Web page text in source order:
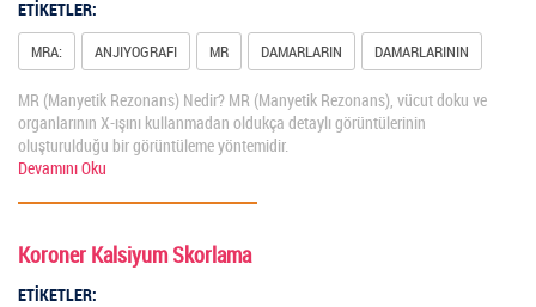
ETİKETLER:
MRA: ANJIYOGRAFI MR DAMARLARIN DAMARLARININ
MR (Manyetik Rezonans) Nedir? MR (Manyetik Rezonans), vücut doku ve
organlarının X-ışını kullanmadan oldukça detaylı görüntülerinin
oluşturulduğu bir görüntüleme yöntemidir.
Devamını Oku
Koroner Kalsiyum Skorlama
ETİKETLER: